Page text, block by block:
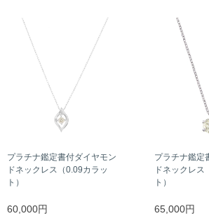
プラチナ鑑定書付ダイヤモン
ドネックレス（0.09カラッ
ト）
60,000円
プラチナ鑑定
ドネックレス
ト）
65,000円